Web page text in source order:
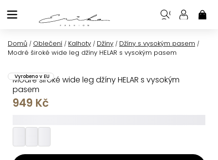
na
Domů / Oblečení / Kalhoty / Džíny / Džíny s vysokým pasem /
Modré široké wide leg džíny HELAR s vysokým pasem
Modré široké wide leg džíny HELAR s vysokým
pasem
Vyrobeno v EU
949 Kč